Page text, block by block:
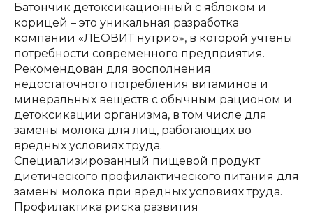
Батончик детоксикационный с яблоком и
корицей – это уникальная разработка
компании «ЛЕОВИТ нутрио», в которой учтены
потребности современного предприятия.
Рекомендован для восполнения
недостаточного потребления витаминов и
минеральных веществ с обычным рационом и
детоксикации организма, в том числе для
замены молока для лиц, работающих во
вредных условиях труда.
Специализированный пищевой продукт
диетического профилактического питания для
замены молока при вредных условиях труда.
Профилактика риска развития